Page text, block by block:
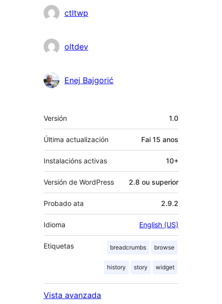
Colaboradores
ctltwp
oltdev
Enej Bajgorić
Meta
Versión 1.0
Última actualización Fai 15 anos
Instalacións activas 10+
Versión de WordPress 2.8 ou superior
Probado ata 2.9.2
Idioma English (US)
Etiquetas breadcrumbs browse
history story widget
Vista avanzada